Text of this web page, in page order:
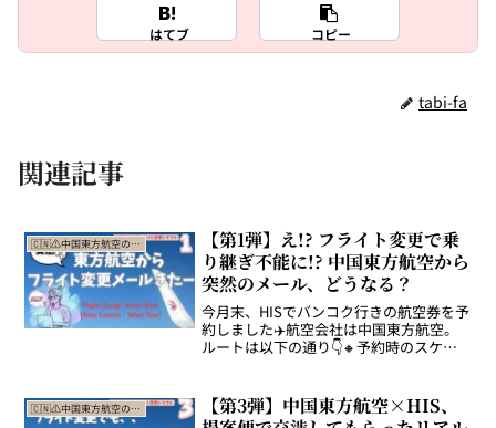
はてブ コピー
tabi-fa
関連記事
🇨🇳⚠️中国東方航空の突然のフライト変更トラブルとその解決記
【第1弾】え!? フライト変更で乗
り継ぎ不能に!? 中国東方航空から
突然のメール、どうなる？
今月末、HISでバンコク行きの航空券を予
約しました✈️航空会社は中国東方航空。
ルートは以下の通り👇🔸予約時のスケジ
上海・浦東空港着乗り継ぎ：1時間55分...
🇨🇳⚠️中国東方航空の突然のフライト変更トラブルとその解決記
【第3弾】中国東方航空×HIS、